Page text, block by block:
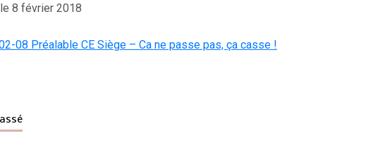
8 février 2018
08 Préalable CE Siège – Ca ne passe pas, ça casse !